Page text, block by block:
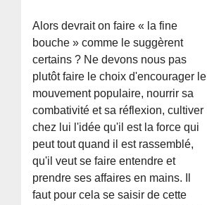
Alors devrait on faire « la fine
bouche » comme le suggèrent
certains ? Ne devons nous pas
plutôt faire le choix d'encourager le
mouvement populaire, nourrir sa
combativité et sa réflexion, cultiver
chez lui l'idée qu'il est la force qui
peut tout quand il est rassemblé,
qu'il veut se faire entendre et
prendre ses affaires en mains. Il
faut pour cela se saisir de cette